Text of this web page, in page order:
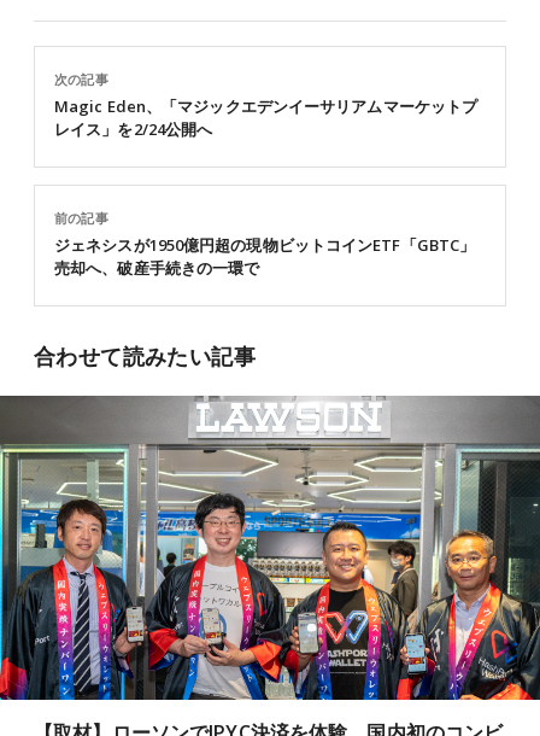
前の記事
ジェネシスが1950億円超の現物ビットコインETF「GBTC」
売却へ、破産手続きの一環で
次の記事
Magic Eden、「マジックエデンイーサリアムマーケットプ
レイス」を2/24公開へ
合わせて読みたい記事